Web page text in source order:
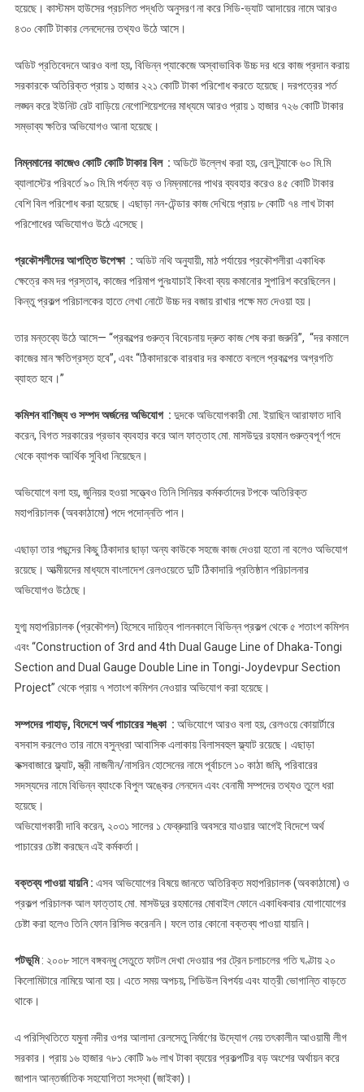
হয়েছে। কাস্টমস হাউসের প্রচলিত পদ্ধতি অনুসরণ না করে সিডি-ভ্যাট আদায়ের নামে আরও
৪৩০ কোটি টাকার লেনদেনের তথ্যও উঠে আসে।
অডিট প্রতিবেদনে আরও বলা হয়, বিভিন্ন প্যাকেজে অস্বাভাবিক উচ্চ দর ধরে কাজ প্রদান করায়
সরকারকে অতিরিক্ত প্রায় ১ হাজার ২২১ কোটি টাকা পরিশোধ করতে হয়েছে। দরপত্রের শর্ত
লঙ্ঘন করে ইউনিট রেট বাড়িয়ে নেগোশিয়েশনের মাধ্যমে আরও প্রায় ১ হাজার ৭২৬ কোটি টাকার
সম্ভাব্য ক্ষতির অভিযোগও আনা হয়েছে।
নিম্নমানের কাজেও কোটি কোটি টাকার বিল : অডিটে উল্লেখ করা হয়, রেল ট্র্যাকে ৬০ মি.মি
ব্যালাস্টের পরিবর্তে ৯০ মি.মি পর্যন্ত বড় ও নিম্নমানের পাথর ব্যবহার করেও ৪৫ কোটি টাকার
বেশি বিল পরিশোধ করা হয়েছে। এছাড়া নন-টেন্ডার কাজ দেখিয়ে প্রায় ৮ কোটি ৭৪ লাখ টাকা
পরিশোধের অভিযোগও উঠে এসেছে।
প্রকৌশলীদের আপত্তি উপেক্ষা : অডিট নথি অনুযায়ী, মাঠ পর্যায়ের প্রকৌশলীরা একাধিক
ক্ষেত্রে কম দর প্রস্তাব, কাজের পরিমাপ পুনঃযাচাই কিংবা ব্যয় কমানোর সুপারিশ করেছিলেন।
কিন্তু প্রকল্প পরিচালকের হাতে লেখা নোটে উচ্চ দর বজায় রাখার পক্ষে মত দেওয়া হয়।
তার মন্তব্যে উঠে আসে— “প্রকল্পের গুরুত্ব বিবেচনায় দ্রুত কাজ শেষ করা জরুরি”, “দর কমালে
কাজের মান ক্ষতিগ্রস্ত হবে”, এবং “ঠিকাদারকে বারবার দর কমাতে বললে প্রকল্পের অগ্রগতি
ব্যাহত হবে।”
কমিশন বাণিজ্য ও সম্পদ অর্জনের অভিযোগ : দুদকে অভিযোগকারী মো. ইয়াছিন আরাফাত দাবি
করেন, বিগত সরকারের প্রভাব ব্যবহার করে আল ফাত্তাহ মো. মাসউদুর রহমান গুরুত্বপূর্ণ পদে
থেকে ব্যাপক আর্থিক সুবিধা নিয়েছেন।
অভিযোগে বলা হয়, জুনিয়র হওয়া সত্ত্বেও তিনি সিনিয়র কর্মকর্তাদের টপকে অতিরিক্ত
মহাপরিচালক (অবকাঠামো) পদে পদোন্নতি পান।
এছাড়া তার পছন্দের কিছু ঠিকাদার ছাড়া অন্য কাউকে সহজে কাজ দেওয়া হতো না বলেও অভিযোগ
রয়েছে। আত্মীয়দের মাধ্যমে বাংলাদেশ রেলওয়েতে দুটি ঠিকাদারি প্রতিষ্ঠান পরিচালনার
অভিযোগও উঠেছে।
যুগ্ম মহাপরিচালক (প্রকৌশল) হিসেবে দায়িত্ব পালনকালে বিভিন্ন প্রকল্প থেকে ৫ শতাংশ কমিশন
এবং “Construction of 3rd and 4th Dual Gauge Line of Dhaka-Tongi
Section and Dual Gauge Double Line in Tongi-Joydevpur Section
Project” থেকে প্রায় ৭ শতাংশ কমিশন নেওয়ার অভিযোগ করা হয়েছে।
সম্পদের পাহাড়, বিদেশে অর্থ পাচারের শঙ্কা : অভিযোগে আরও বলা হয়, রেলওয়ে কোয়ার্টারে
বসবাস করলেও তার নামে বসুন্ধরা আবাসিক এলাকায় বিলাসবহুল ফ্ল্যাট রয়েছে। এছাড়া
কক্সবাজারে ফ্ল্যাট, স্ত্রী নাজনীন/নাসরিন হোসেনের নামে পূর্বাচলে ১০ কাঠা জমি, পরিবারের
সদস্যদের নামে বিভিন্ন ব্যাংকে বিপুল অঙ্কের লেনদেন এবং বেনামী সম্পদের তথ্যও তুলে ধরা
হয়েছে।
অভিযোগকারী দাবি করেন, ২০৩১ সালের ১ ফেব্রুয়ারি অবসরে যাওয়ার আগেই বিদেশে অর্থ
পাচারের চেষ্টা করছেন এই কর্মকর্তা।
বক্তব্য পাওয়া যায়নি : এসব অভিযোগের বিষয়ে জানতে অতিরিক্ত মহাপরিচালক (অবকাঠামো) ও
প্রকল্প পরিচালক আল ফাত্তাহ মো. মাসউদুর রহমানের মোবাইল ফোনে একাধিকবার যোগাযোগের
চেষ্টা করা হলেও তিনি ফোন রিসিভ করেননি। ফলে তার কোনো বক্তব্য পাওয়া যায়নি।
পটভূমি: ২০০৮ সালে বঙ্গবন্ধু সেতুতে ফাটল দেখা দেওয়ার পর ট্রেন চলাচলের গতি ঘণ্টায় ২০
কিলোমিটারে নামিয়ে আনা হয়। এতে সময় অপচয়, শিডিউল বিপর্যয় এবং যাত্রী ভোগান্তি বাড়তে
থাকে।
এ পরিস্থিতিতে যমুনা নদীর ওপর আলাদা রেলসেতু নির্মাণের উদ্যোগ নেয় তৎকালীন আওয়ামী লীগ
সরকার। প্রায় ১৬ হাজার ৭৮১ কোটি ৯৬ লাখ টাকা ব্যয়ের প্রকল্পটির বড় অংশের অর্থায়ন করে
জাপান আন্তর্জাতিক সহযোগিতা সংস্থা (জাইকা)।